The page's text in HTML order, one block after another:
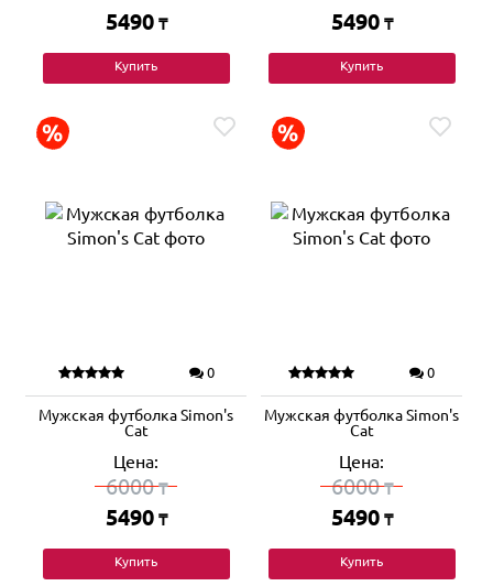
5490 ₸
Купить
5490 ₸
Купить
0
Мужская футболка Simon's
Cat
Цена:
6000₸
5490 ₸
Купить
0
Мужская футболка Simon's
Cat
Цена:
6000₸
5490 ₸
Купить